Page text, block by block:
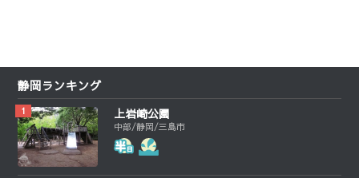
静岡ランキング
上岩崎公園
中部/静岡/三島市